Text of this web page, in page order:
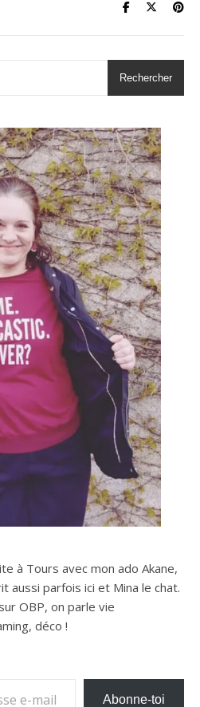
Rechercher
à Tours avec mon ado Akane,
aussi parfois ici et Mina le chat.
OBP, on parle vie
déco !
Abonne-toi